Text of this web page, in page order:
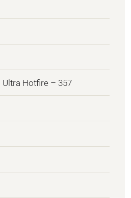
Hotfire – 357